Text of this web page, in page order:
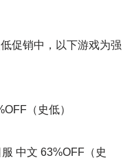
促销中，以下游戏为强
（史低）
中文 63%OFF（史